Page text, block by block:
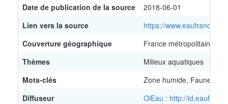
Date de publication de la source
2018-06-01
Lien vers la source
https://
Couverture géographique
France métropolitaine
Thèmes
Milieux aquatiques
Mots-clés
Zone humide, Faune
Diffuseur
OiEau : http://